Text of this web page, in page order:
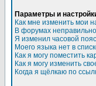
Параметры и
Как мне изменить мои
В форумах
Я изменил часовой
Моего языка нет в
Как я могу поместить
Как я могу изменить
Когда я щёлкаю по